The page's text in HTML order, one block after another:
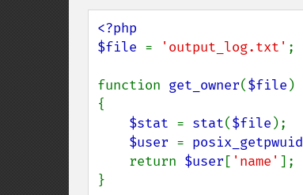
<?php
$file = 'output_log.txt' ;
function get_owner($file )
{
$stat = stat($file );
$user = posix_getpwuid
    return
$user [ 'name' ];
}